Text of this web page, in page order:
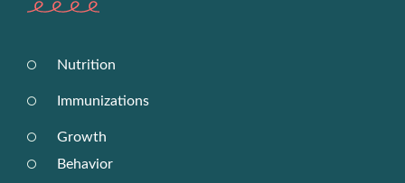
Nutrition
Immunizations
Growth
Behavior